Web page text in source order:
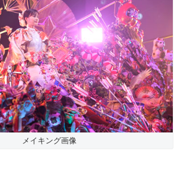
メイキング画像